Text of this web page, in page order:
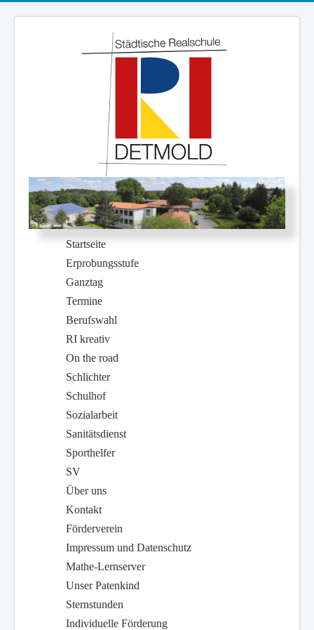
Startseite
Erprobungsstufe
Ganztag
Termine
Berufswahl
RI kreativ
On the road
Schlichter
Schulhof
Sozialarbeit
Sanitätsdienst
Sporthelfer
SV
Über uns
Kontakt
Förderverein
Impressum und Datenschutz
Mathe-Lernserver
Unser Patenkind
Sternstunden
Individuelle Förderung